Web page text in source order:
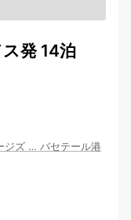
発 14泊
ジズ … バセテール港